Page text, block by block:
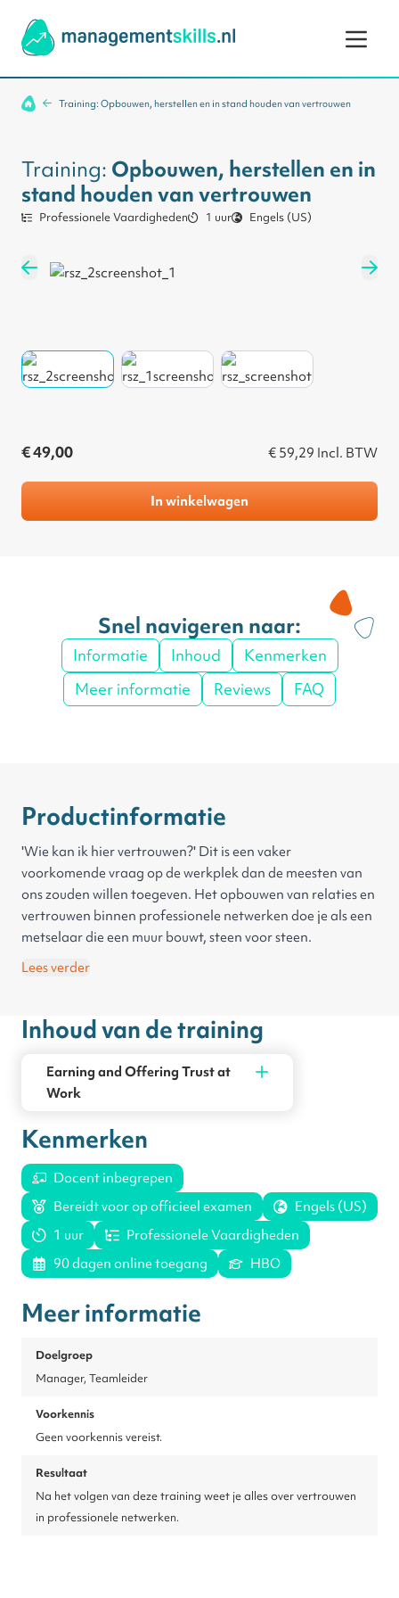
Training: Opbouwen, herstellen en in stand houden van vertrouwen
Training: Opbouwen, herstellen en in
stand houden van vertrouwen
Professionele Vaardigheden 1 uur Engels (US)
€ 49,00 € 59,29 Incl. BTW
In winkelwagen
Snel navigeren naar:
Informatie Inhoud
Kenmerken
Meer informatie
Reviews FAQ
Productinformatie
'Wie kan ik hier vertrouwen?' Dit is een vaker
voorkomende vraag op de werkplek dan de meesten van
ons zouden willen toegeven. Het opbouwen van relaties en
vertrouwen binnen professionele netwerken doe je als een
metselaar die een muur bouwt, steen voor steen.
In deze training onderzoek je vertrouwen. Wat jezelf en
verantwoordelijkheid en hoe je een vertrouwenstekort kan
oplossen nadat het vertrouwen is geschonden.
Lees verder
Inhoud van de training
Earning and Offering Trust at
Work
Kenmerken
Docent inbegrepen
Bereidt voor op officieel examen
Engels (US)
1 uur
Professionele Vaardigheden
90 dagen online toegang
HBO
Meer informatie
Doelgroep
Manager, Teamleider
Voorkennis
Geen voorkennis vereist.
Resultaat
Na het volgen van deze training weet je alles over vertrouwen
in professionele netwerken.